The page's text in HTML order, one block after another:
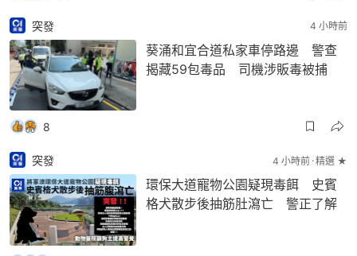
突發 4 小時前
葵涌和宜合道私家車停路邊 警查
揭藏59包毒品 司機涉販毒被捕
8
突發 4 小時前 精選 ★
環保大道寵物公園疑現毒餌 史賓
格犬散步後抽筋肚瀉亡 警正了解